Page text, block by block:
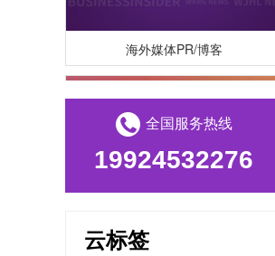
海外媒体PR/博客
Tiktok海外营销
全国服务热线
19924532276
云标签